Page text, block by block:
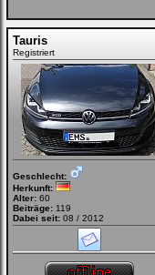
Tauris
Registriert
Geschlecht:
Herkunft:
Alter: 60
Beiträge: 119
Dabei seit: 08 / 2012